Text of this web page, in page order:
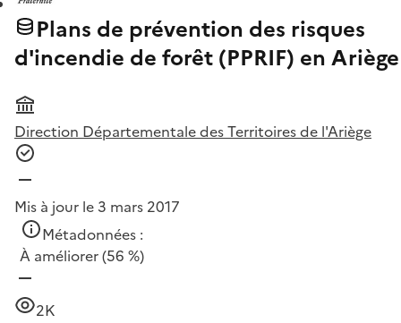
Plans de prévention des risques
d'incendie de forêt (PPRIF) en Ariège
Direction Départementale des Territoires de l'Ariège
Mis à jour le 3 mars 2017
Métadonnées :
À améliorer(56 %)
2K